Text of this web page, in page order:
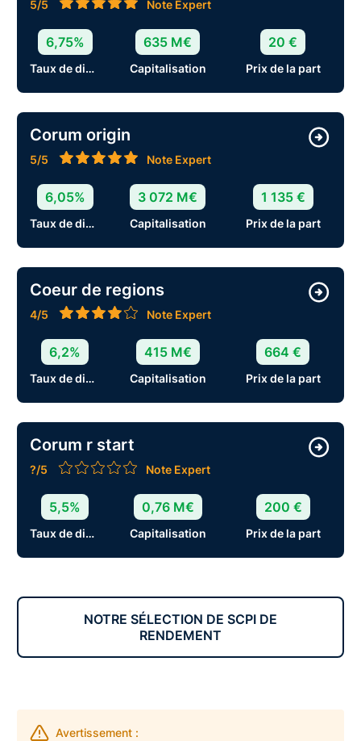
5/5 Note Expert
6,75%
Taux de distribution
635 M€
Capitalisation
20 €
Prix de la part
Corum origin
5/5 Note Expert
6,05%
Taux de distribution
3 072 M€
Capitalisation
1 135 €
Prix de la part
Coeur de regions
4/5 Note Expert
6,2%
Taux de distribution
415 M€
Capitalisation
664 €
Prix de la part
Corum r start
?/5 Note Expert
5,5%
Taux de distribution
0,76 M€
Capitalisation
200 €
Prix de la part
NOTRE SÉLECTION DE SCPI DE
RENDEMENT
Avertissement :